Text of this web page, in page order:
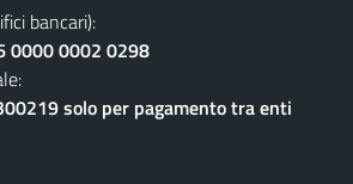
bancari):
0000 0002 0298
solo per pagamento tra enti